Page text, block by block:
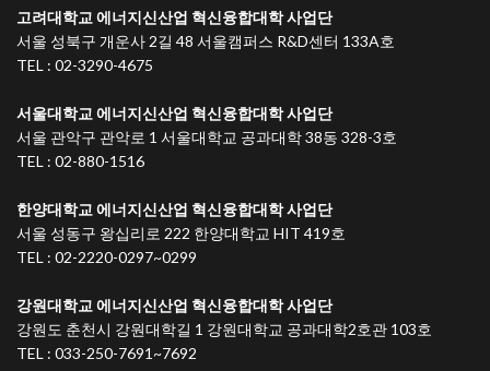
고려대학교 에너지신산업 혁신융합대학 사업단
서울 성북구 개운사 2길 48 서울캠퍼스 R&D센터 133A호
TEL : 02-3290-4675
서울대학교 에너지신산업 혁신융합대학 사업단
서울 관악구 관악로 1 서울대학교 공과대학 38동 328-3호
TEL : 02-880-1516
한양대학교 에너지신산업 혁신융합대학 사업단
서울 성동구 왕십리로 222 한양대학교 HIT 419호
TEL : 02-2220-0297~0299
강원대학교 에너지신산업 혁신융합대학 사업단
강원도 춘천시 강원대학길 1 강원대학교 공과대학2호관 103호
TEL : 033-250-7691~7692